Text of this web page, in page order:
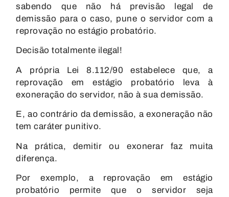
sabendo que não há previsão legal de
demissão para o caso, pune o servidor com a
reprovação no estágio probatório.
Decisão totalmente ilegal!
A própria Lei 8.112/90 estabelece que, a
reprovação em estágio probatório leva à
exoneração do servidor, não à sua demissão.
E, ao contrário da demissão, a exoneração não
tem caráter punitivo.
Na prática, demitir ou exonerar faz muita
diferença.
Por exemplo, a reprovação em estágio
probatório permite que o servidor seja